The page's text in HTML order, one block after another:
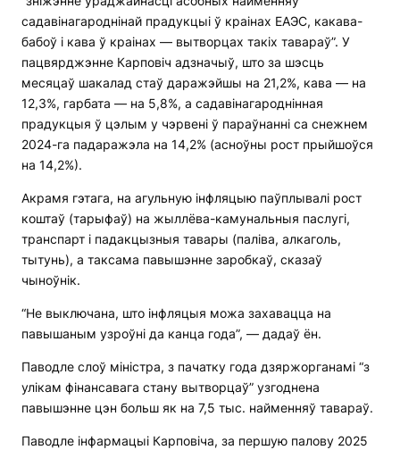
садавінагароднінай прадукцыі ў краінах ЕАЭС, какава-
бабоў і кава ў краінах — вытворцах такіх тавараў”. У
пацвярджэнне Карповіч адзначыў, што за шэсць
месяцаў шакалад стаў даражэйшы на 21,2%, кава — на
12,3%, гарбата — на 5,8%, а садавінагароднінная
прадукцыя ў цэлым у чэрвені ў параўнанні са снежнем
2024-га падаражэла на 14,2% (асноўны рост прыйшоўся
на 14,2%).
Акрамя гэтага, на агульную інфляцыю паўплывалі рост
коштаў (тарыфаў) на жыллёва-камунальныя паслугі,
транспарт і падакцызныя тавары (паліва, алкаголь,
тытунь), а таксама павышэнне заробкаў, сказаў
чыноўнік.
“Не выключана, што інфляцыя можа захавацца на
павышаным узроўні да канца года”, — дадаў ён.
Паводле слоў міністра, з пачатку года дзяржорганамі “з
улікам фінансавага стану вытворцаў” узгоднена
павышэнне цэн больш як на 7,5 тыс. найменняў тавараў.
Паводле інфармацыі Карповіча, за першую палову 2025